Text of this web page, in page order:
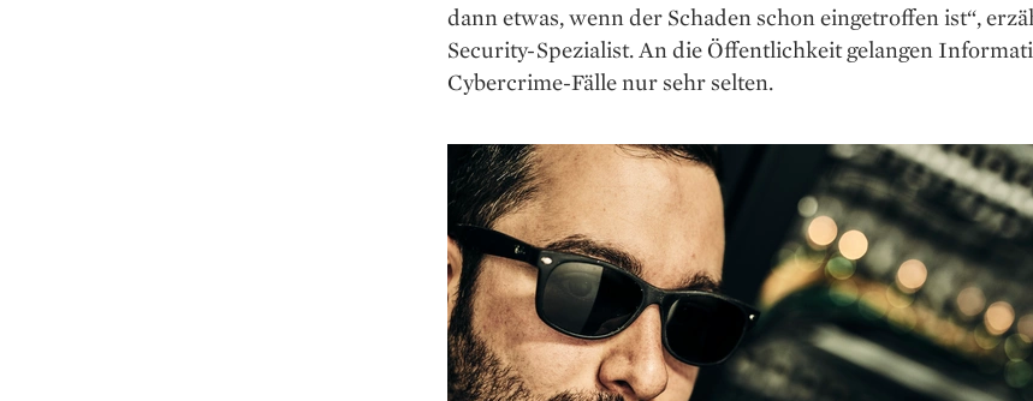
dann etwas, wenn der Schaden schon eingetroffen ist“,
Security-Spezialist. An die Öffentlichkeit gelangen
Cybercrime-Fälle nur sehr selten.